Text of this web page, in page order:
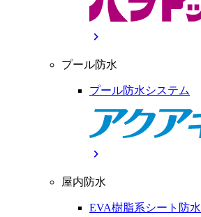
chevron_right
プール防水
プール防水システム
chevron_right
屋内防水
EVA樹脂系シート防水